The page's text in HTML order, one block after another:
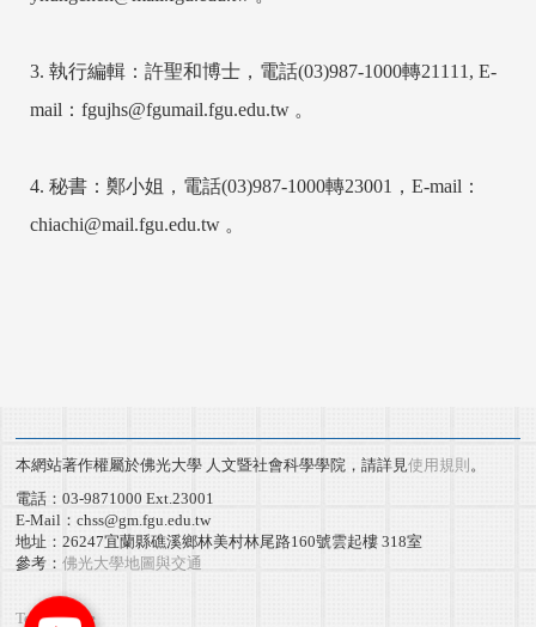
3. 執行編輯：許聖和博士，電話(03)987-1000轉21111, E-
mail：fgujhs@fgumail.fgu.edu.tw 。
4. 秘書：鄭小姐，電話(03)987-1000轉23001，E-mail：
chiachi@mail.fgu.edu.tw 。
本網站著作權屬於佛光大學 人文暨社會科學學院，請詳見使用規則 。
電話：03-9871000 Ext.23001
E-Mail：chss@gm.fgu.edu.tw
地址：26247宜蘭縣礁溪鄉林美村林尾路160號雲起樓 318室
參考： 佛光大學地圖與交通
Terms of use